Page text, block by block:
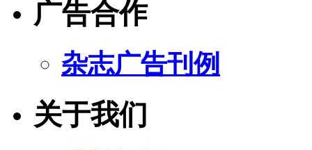
广告合作
杂志广告刊例
关于我们